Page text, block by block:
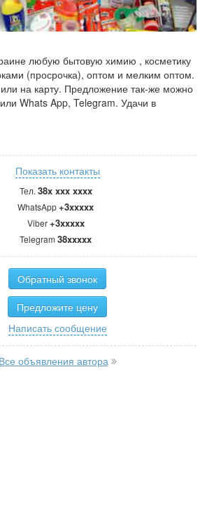
любую бытовую химию , косметику
(просрочка), оптом и мелким оптом.
на карту. Предложение так-же можно
Whats App, Telegram. Удачи в
Показать контакты
Тел. 38x xxx xxxx
WhatsApp+3xxxxx
Viber+3xxxxx
Telegram 38xxxxx
Обратный звонок
Предложите цену
Написать сообщение
Все объявления автора